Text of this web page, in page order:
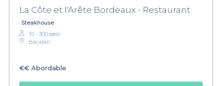
La Côte et l'Arête Bordeaux - Restaurant
Steakhouse
10 - 300 pers.
Bacalan
€€ Abordable